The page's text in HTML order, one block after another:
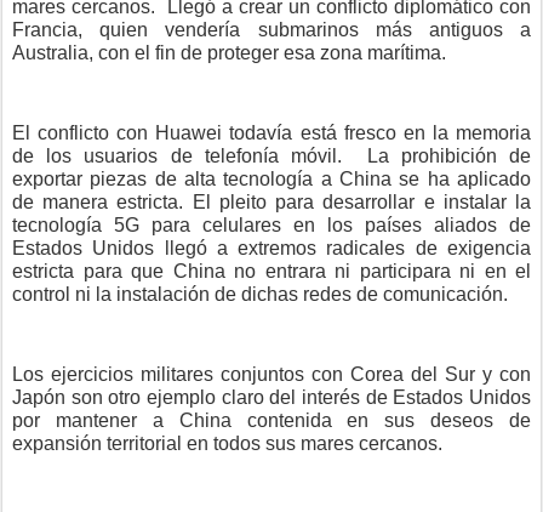
mares cercanos.
Llegó a crear un conflicto diplomático con
Francia, quien vendería submarinos más antiguos a
Australia, con el fin de proteger esa zona marítima.
El conflicto con Huawei todavía está fresco en la memoria
de los usuarios de telefonía móvil.
La prohibición de
exportar piezas de alta tecnología a China se ha aplicado
de manera estricta. El pleito para desarrollar e instalar la
tecnología 5G para celulares en los países aliados de
Estados Unidos llegó a extremos radicales de exigencia
estricta para que China no entrara ni participara ni en el
control ni la instalación de dichas redes de comunicación.
Los ejercicios militares conjuntos con Corea del Sur y con
Japón son otro ejemplo claro del interés de Estados Unidos
por mantener a China contenida en sus deseos de
expansión territorial en todos sus mares cercanos.